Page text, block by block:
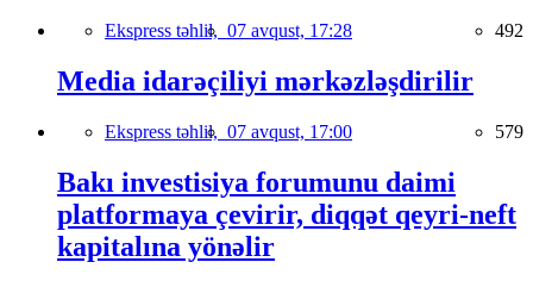
Ekspress təhlil, 07 avqust, 17:28 492
Media idarəçiliyi mərkəzləşdirilir
Ekspress təhlil, 07 avqust, 17:00 579
Bakı investisiya forumunu daimi
platformaya çevirir, diqqət qeyri-neft
kapitalına yönəlir